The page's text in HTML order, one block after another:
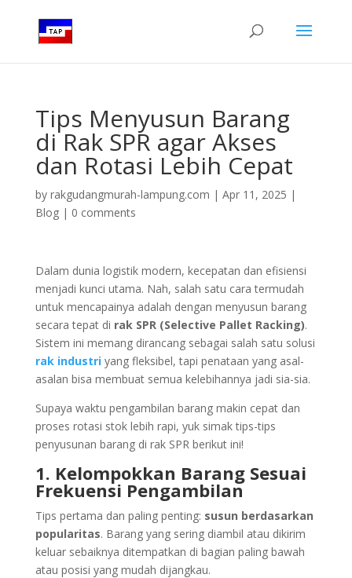
Tips Menyusun Barang
di Rak SPR agar Akses
dan Rotasi Lebih Cepat
by rakgudangmurah-lampung.com | Apr 11, 2025 |
Blog| 0 comments
Dalam dunia logistik modern, kecepatan dan efisiensi
menjadi kunci utama. Nah, salah satu cara termudah
untuk mencapainya adalah dengan menyusun barang
secara tepat di rak SPR (Selective Pallet Racking).
Sistem ini memang dirancang sebagai salah satu solusi
rak industriyang fleksibel, tapi penataan yang asal-
asalan bisa membuat semua kelebihannya jadi sia-sia.
Supaya waktu pengambilan barang makin cepat dan
proses rotasi stok lebih rapi, yuk simak tips-tips
penyusunan barang di rak SPR berikut ini!
1. Kelompokkan Barang Sesuai
Frekuensi Pengambilan
Tips pertama dan paling penting: susun berdasarkan
popularitas. Barang yang sering diambil atau dikirim
keluar sebaiknya ditempatkan di bagian paling bawah
atau posisi yang mudah dijangkau.